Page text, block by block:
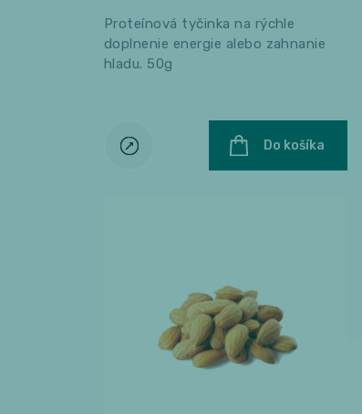
Proteínová tyčinka na rýchle
doplnenie energie alebo zahnanie
hladu. 50g
Do košíka